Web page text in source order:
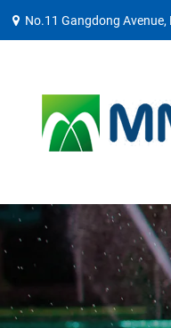
No.11 Gangdong Avenue,